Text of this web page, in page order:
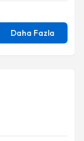
Daha Fazla